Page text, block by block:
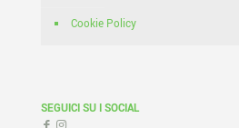
Cookie Policy
SEGUICI SU I SOCIAL